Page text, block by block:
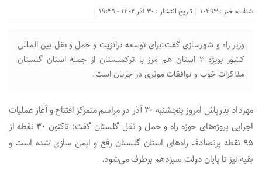
شناسه خبر : 10493 | تاریخ انتشار : 30 آذر 1402 - 19:49 |
وزیر راه و شهرسازی گفت:برای توسعه ترانزیت و حمل و نقل بین المللی
کشور بویژه ۳ استان هم مرز با ترکمنستان از جمله استان گلستان
مذاکرات خوب و توافقات موثری در جریان است.
مهرداد بذرپاش امروز پنجشنبه ۳۰ آذر در مراسم متمرکز افتتاح و آغاز عملیات
اجرایی پروژه‌های حوزه راه و حمل و نقل گلستان گفت: تاکنون ۳۰ نقطه از
۹۵ نقطه پرتصادف راه‌های استان گلستان رفع و ایمن سازی شده است و
بقیه نیز تا پایان دولت سیزدهم برطرف می‌شود.